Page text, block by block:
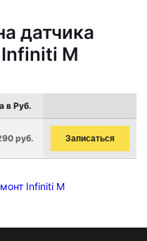
датчика
M
в Руб.
руб. Записаться
Infiniti M